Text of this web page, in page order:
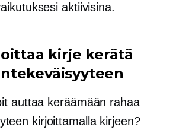
aktiivisina.
kirje kerätä
auttaa keräämään rahaa
kirjoittamalla kirjeen?